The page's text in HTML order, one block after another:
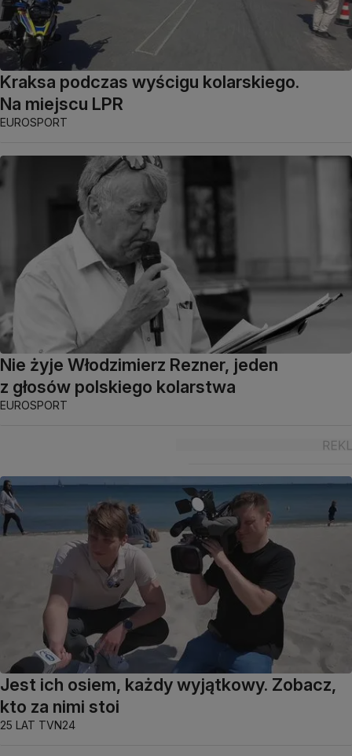
Kraksa podczas wyścigu kolarskiego.
Na miejscu LPR
EUROSPORT
Nie żyje Włodzimierz Rezner, jeden
z głosów polskiego kolarstwa
EUROSPORT
Jest ich osiem, każdy wyjątkowy. Zobacz,
kto za nimi stoi
25 LAT TVN24